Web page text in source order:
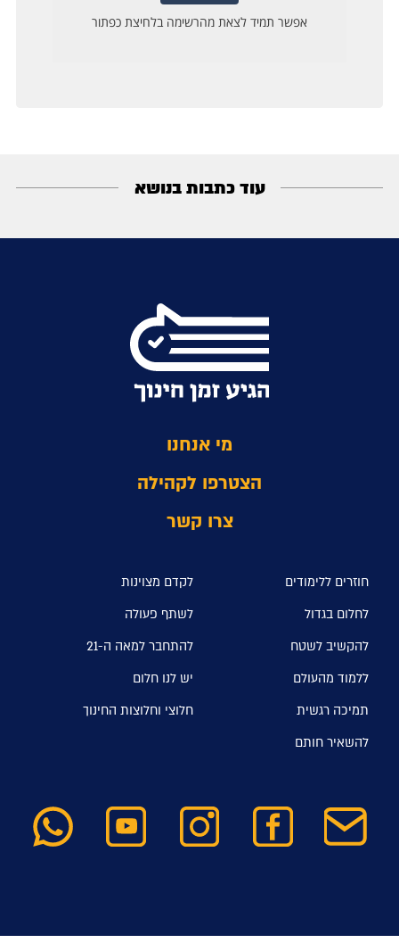
עוד כתבות בנושא
מי אנחנו
הצטרפו לקהילה
צרו קשר
חוזרים ללימודים
לקדם מצוינות
לחלום בגדול
לשתף פעולה
להקשיב לשטח
להתחבר למאה ה-21
ללמוד מהעולם
יש לנו חלום
תמיכה רגשית
חלוצי וחלוצות החינוך
להשאיר חותם